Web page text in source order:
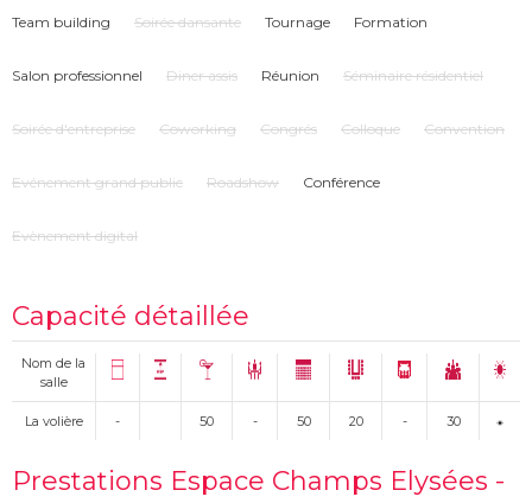
Team building Soirée dansante Tournage Formation
Salon professionnel Diner assis Réunion Séminaire résidentiel
Soirée d'entreprise Coworking Congrés Colloque Convention
Evénement grand public Roadshow Conférence
Evènement digital
Capacité détaillée
Nom de la
salle
La volière - 50 - 50 20 - 30
Prestations Espace Champs Elysées -